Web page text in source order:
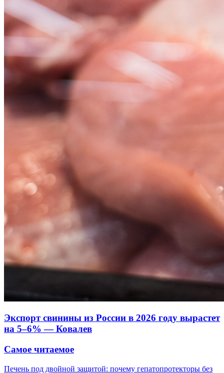
Экспорт свинины из России в 2026 году вырастет
на 5–6% — Ковалев
Самое читаемое
Печень под двойной защитой: почему гепатопротекторы без